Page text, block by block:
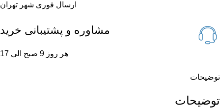
ارسال فوری شهر تهران
مشاوره و پشتیبانی خرید
هر روز 9 صبح الی 17
توضیحات
توضیحات